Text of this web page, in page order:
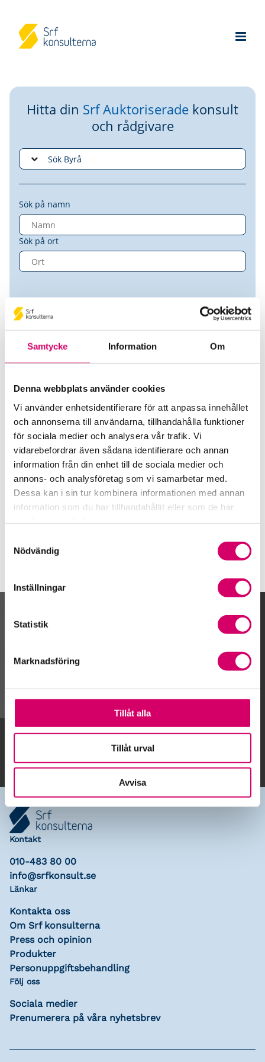
Samtycke Information Om
Denna webbplats använder cookies
Vi använder enhetsidentifierare för att anpassa innehållet
och annonserna till användarna, tillhandahålla funktioner
för sociala medier och analysera vår trafik. Vi
vidarebefordrar även sådana identifierare och annan
information från din enhet till de sociala medier och
annons- och analysföretag som vi samarbetar med.
Dessa kan i sin tur kombinera informationen med annan
information som du har tillhandahållit eller som de har
Nödvändig
Inställningar
Statistik
Marknadsföring
Tillåt alla
Tillåt urval
Avvisa
Hitta din Srf Auktoriserade konsult
och rådgivare
Sök på namn
Sök på ort
Marina Larsson
Auktoriserad Lönekonsult
Tele2 Sverige AB
Kista
Kalendarium
Gå till kalendariet
Lägg till i kalender
Kontakt
010-483 80 00
info@srfkonsult.se
Länkar
Kontakta oss
Om Srf konsulterna
Press och opinion
Produkter
Personuppgiftsbehandling
Följ oss
Sociala medier
Prenumerera på våra nyhetsbrev